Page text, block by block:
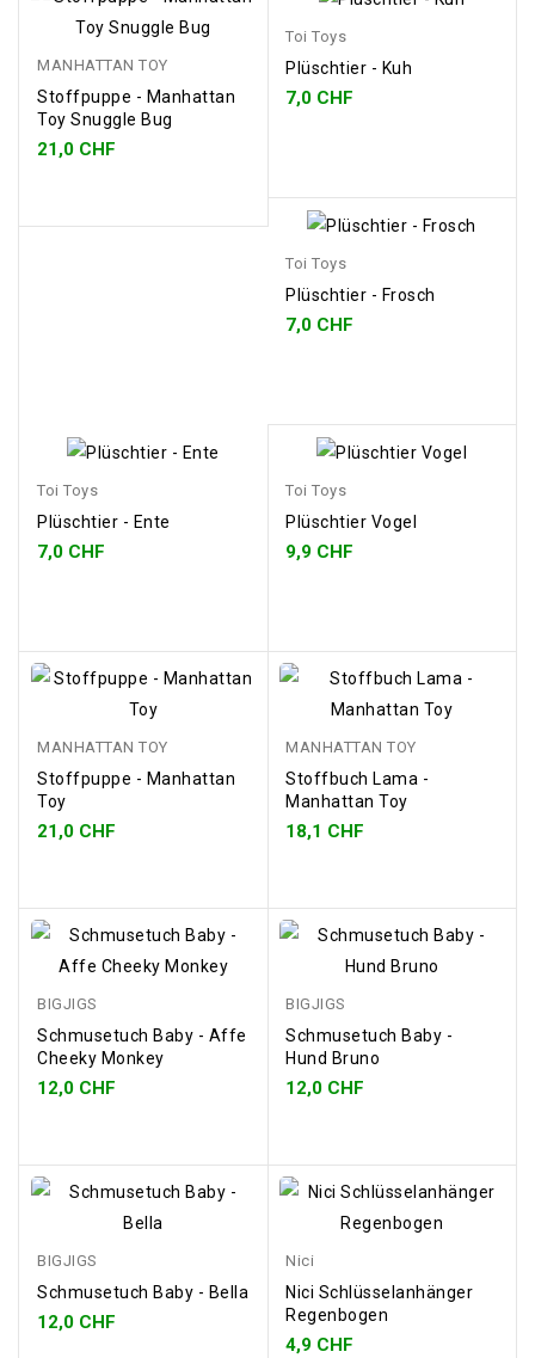
MANHATTAN TOY
Stoffpuppe - Manhattan
Toy Snuggle Bug
21,0 CHF
Toi Toys
Plüschtier - Kuh
7,0 CHF
Toi Toys
Plüschtier - Frosch
7,0 CHF
Toi Toys
Plüschtier - Ente
7,0 CHF
Toi Toys
Plüschtier Vogel
9,9 CHF
MANHATTAN TOY
Stoffpuppe - Manhattan
Toy
21,0 CHF
MANHATTAN TOY
Stoffbuch Lama -
Manhattan Toy
18,1 CHF
BIGJIGS
Schmusetuch Baby - Affe
Cheeky Monkey
12,0 CHF
BIGJIGS
Schmusetuch Baby -
Hund Bruno
12,0 CHF
BIGJIGS
Schmusetuch Baby - Bella
12,0 CHF
Nici
Nici Schlüsselanhänger
Regenbogen
4,9 CHF